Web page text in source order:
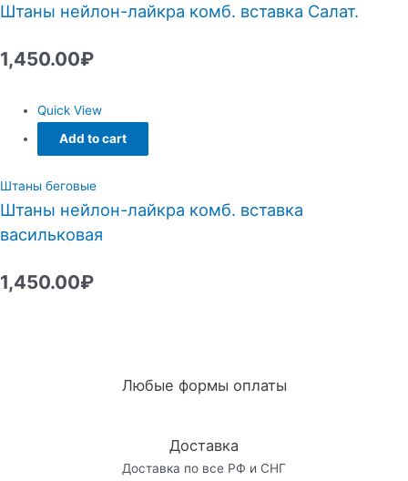
Штаны нейлон-лайкра комб. вставка Салат.
1,450.00₽
Quick View
Add to cart
Штаны беговые
Штаны нейлон-лайкра комб. вставка
васильковая
1,450.00₽
Любые формы оплаты
Доставка
Доставка по все РФ и СНГ